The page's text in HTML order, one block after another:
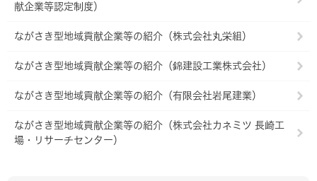
献企業等認定制度）
ながさき型地域貢献企業等の紹介（株式会社丸栄組）
ながさき型地域貢献企業等の紹介（錦建設工業株式会社）
ながさき型地域貢献企業等の紹介（有限会社岩尾建業）
ながさき型地域貢献企業等の紹介（株式会社カネミツ 長崎工
場・リサーチセンター）